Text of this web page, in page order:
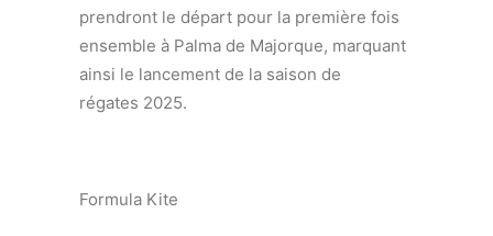
prendront le départ pour la première fois
ensemble à Palma de Majorque, marquant
ainsi le lancement de la saison de
régates 2025.
Formula Kite